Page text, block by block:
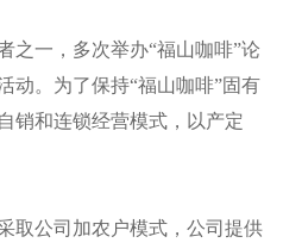
之一，多次举办“福山咖啡”论
动。为了保持“福山咖啡”固有
销和连锁经营模式，以产定
取公司加农户模式，公司提供